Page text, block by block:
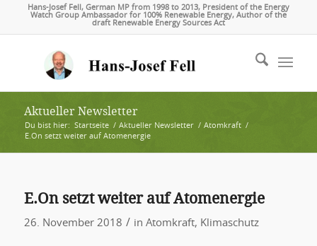
Hans-Josef Fell, German MP from 1998 to 2013, President of the Energy
Watch Group Ambassador for 100% Renewable Energy, Author of the
draft Renewable Energy Sources Act
Aktueller Newsletter
Du bist hier: Startseite / Aktueller Newsletter / Atomkraft /
E.On setzt weiter auf Atomenergie
E.On setzt weiter auf Atomenergie
26. November 2018 / in Atomkraft, Klimaschutz